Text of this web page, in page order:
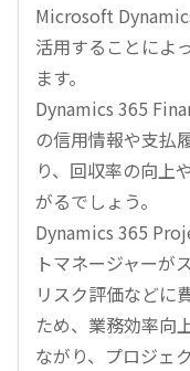
Microsoft
活用することによ
ます。
Dynamics 365
の信用情報や支払
り、回収率の向上
がるでしょう。
Dynamics 365
トマネージャーが
リスク評価などに
ため、業務効率向
ながり、プロジェ